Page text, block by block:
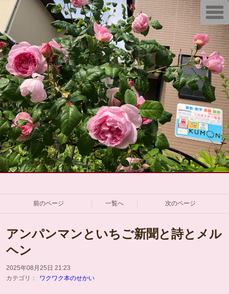
前のページ 一覧へ 次のページ
アンパンマンといちご新聞と詩とメル
ヘン
2025年08月25日 21:23
カテゴリ：
ワクワク本のせかい
T
o
g
g
l
e
n
a
v
i
g
a
t
i
o
n